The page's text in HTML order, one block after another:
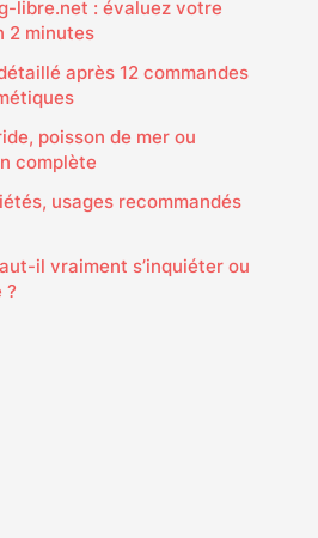
libre.net : évaluez votre
2 minutes
après 12 commandes
poisson de mer ou
complète
usages recommandés
il vraiment s’inquiéter ou
?